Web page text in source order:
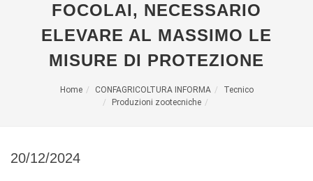
FOCOLAI, NECESSARIO
ELEVARE AL MASSIMO LE
MISURE DI PROTEZIONE
Home CONFAGRICOLTURA INFORMA
Tecnico
Produzioni zootecniche
20/12/2024